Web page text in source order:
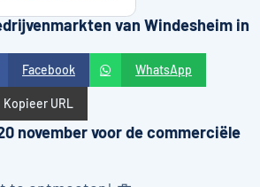
van Windesheim in
Facebook WhatsApp
Kopieer URL
november voor de commerciële